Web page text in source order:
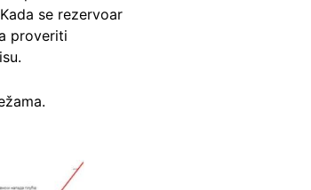
se rezervoar
proveriti